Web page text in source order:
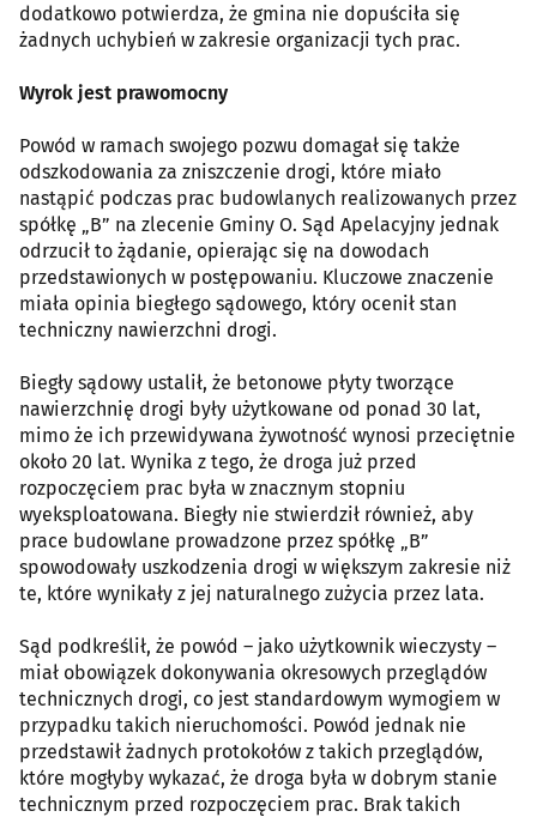
dodatkowo potwierdza, że gmina nie dopuściła się
żadnych uchybień w zakresie organizacji tych prac.
Wyrok jest prawomocny
Powód w ramach swojego pozwu domagał się także
odszkodowania za zniszczenie drogi, które miało
nastąpić podczas prac budowlanych realizowanych przez
spółkę „B” na zlecenie Gminy O. Sąd Apelacyjny jednak
odrzucił to żądanie, opierając się na dowodach
przedstawionych w postępowaniu. Kluczowe znaczenie
miała opinia biegłego sądowego, który ocenił stan
techniczny nawierzchni drogi.
Biegły sądowy ustalił, że betonowe płyty tworzące
nawierzchnię drogi były użytkowane od ponad 30 lat,
mimo że ich przewidywana żywotność wynosi przeciętnie
około 20 lat. Wynika z tego, że droga już przed
rozpoczęciem prac była w znacznym stopniu
wyeksploatowana. Biegły nie stwierdził również, aby
prace budowlane prowadzone przez spółkę „B”
spowodowały uszkodzenia drogi w większym zakresie niż
te, które wynikały z jej naturalnego zużycia przez lata.
Sąd podkreślił, że powód – jako użytkownik wieczysty –
miał obowiązek dokonywania okresowych przeglądów
technicznych drogi, co jest standardowym wymogiem w
przypadku takich nieruchomości. Powód jednak nie
przedstawił żadnych protokołów z takich przeglądów,
które mogłyby wykazać, że droga była w dobrym stanie
technicznym przed rozpoczęciem prac. Brak takich